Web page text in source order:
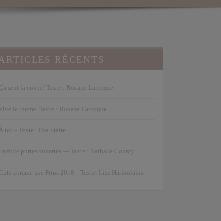
RÉCENTS
sent la coupe! Texte : Roxane Larocque
le rhume! Texte : Roxane Larocque
toi – Texte : Eva Staire
portes ouvertes — Texte : Nathalie Courcy
comme une Prius 2018 – Texte: Liza Harkiolakis